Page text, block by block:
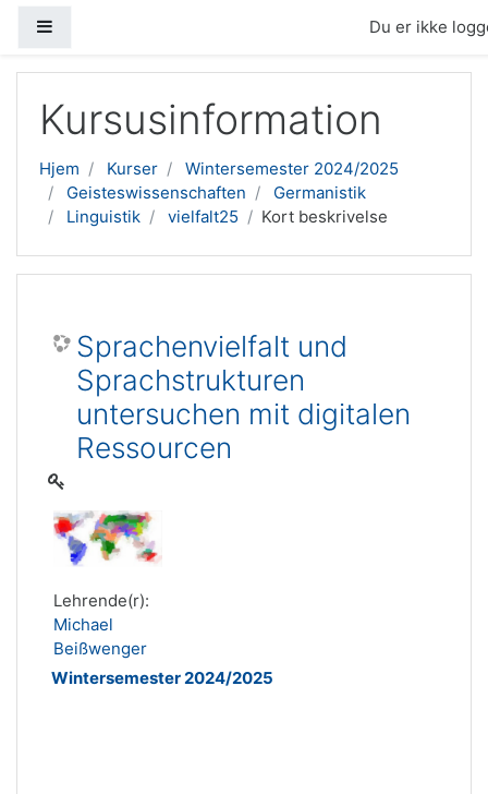
Du er ikke
Kursusinformation
Hjem Kurser
Wintersemester 2024/2025
Geisteswissenschaften
Germanistik
Linguistik
vielfalt25 Kort beskrivelse
Sprachenvielfalt und
Sprachstrukturen
untersuchen mit digitalen
Ressourcen
Lehrende(r):
Michael
Beißwenger
Wintersemester 2024/2025